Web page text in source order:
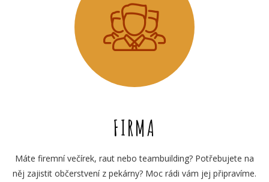
FIRMA
Máte firemní večírek, raut nebo teambuilding? Potřebujete na
něj zajistit občerstvení z pekárny? Moc rádi vám jej připravíme.